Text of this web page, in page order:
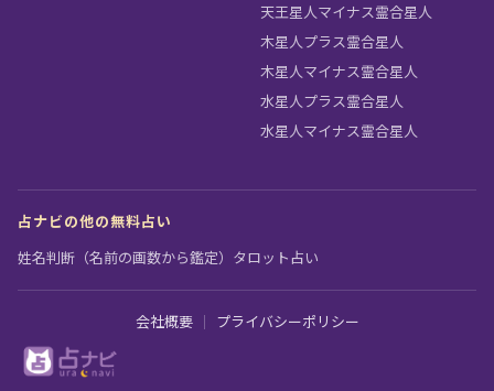
天王星人マイナス霊合星人
木星人プラス霊合星人
木星人マイナス霊合星人
水星人プラス霊合星人
水星人マイナス霊合星人
占ナビの他の無料占い
姓名判断（名前の画数から鑑定） タロット占い
会社概要 ｜ プライバシーポリシー